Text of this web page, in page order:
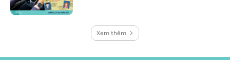
Xem thêm